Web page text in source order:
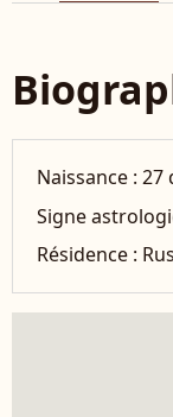
Naissance :27
Signe
Résidence :